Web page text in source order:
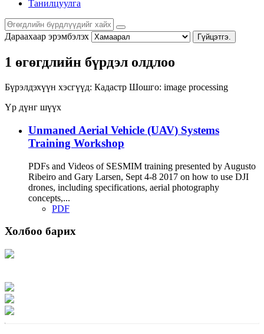
Танилцуулга
Дараахаар эрэмбэлэх Гүйцэтгэ.
1 өгөгдлийн бүрдэл олдлоо
Бүрэлдэхүүн хэсгүүд: Кадастр Шошго: image processing
Үр дүнг шүүх
Unmaned Aerial Vehicle (UAV) Systems
Training Workshop
PDFs and Videos of SESMIM training presented by Augusto
Ribeiro and Gary Larsen, Sept 4-8 2017 on how to use DJI
drones, including specifications, aerial photography
concepts,...
PDF
Холбоо барих